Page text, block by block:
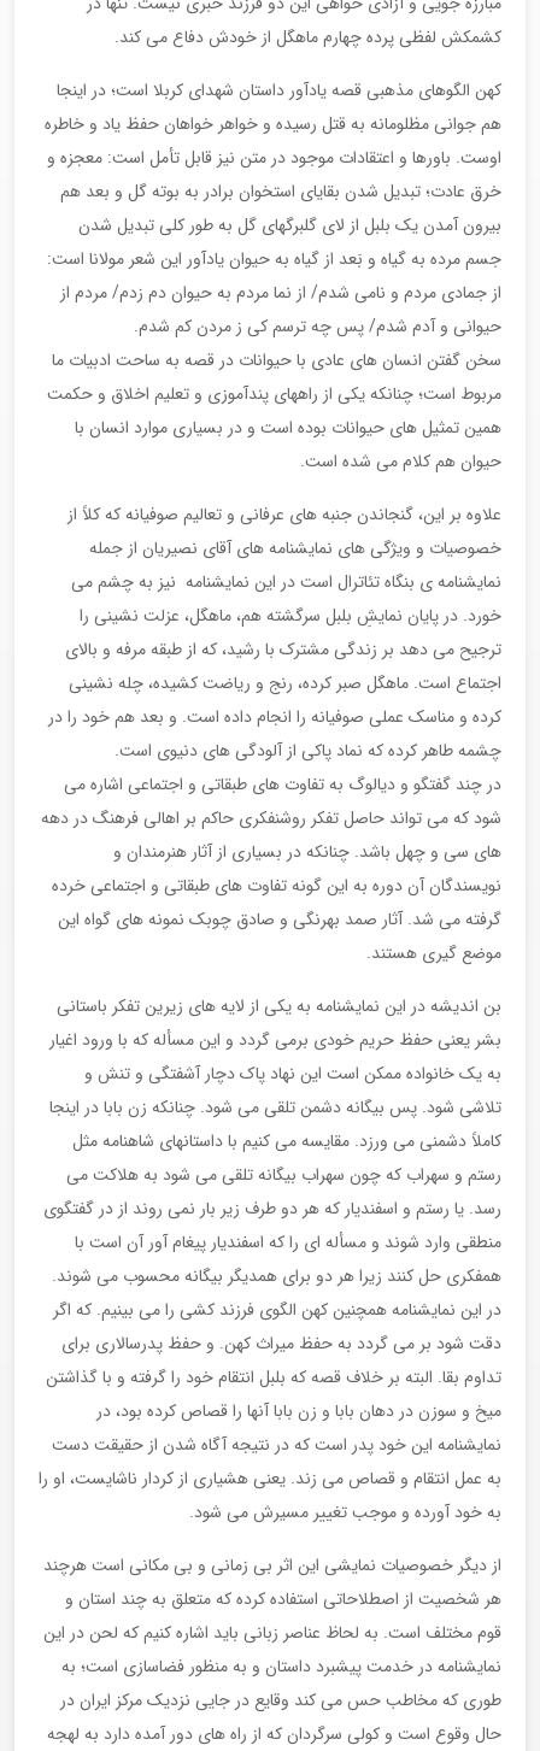
کشمکش لفظی پرده چهارم ماهگل از خودش دفاع می کند.
کهن الگوهای مذهبی قصه یادآور داستان شهدای کربلا است؛ در اینجا
هم جوانی مظلومانه به قتل رسیده و خواهر خواهان حفظ یاد و خاطره
اوست. باورها و اعتقادات موجود در متن نیز قابل تأمل است: معجزه و
خرق عادت؛ تبدیل شدن بقایای استخوان برادر به بوته گل و بعد هم
بیرون آمدن یک بلبل از لای گلبرگهای گل به طور کلی تبدیل شدن
جسم مرده به گیاه و بَعد از گیاه به حیوان یادآور این شعر مولانا است:
از جمادی مردم و نامی شدم/ از نما مردم به حیوان دم زدم/ مردم از
حیوانی و آدم شدم/ پس چه ترسم کی ز مردن کم شدم.
سخن گفتن انسان های عادی با حیوانات در قصه به ساحت ادبیات ما
مربوط است؛ چنانکه یکی از راههای پندآموزی و تعلیم اخلاق و حکمت
همین تمثیل های حیوانات بوده است و در بسیاری موارد انسان با
حیوان هم کلام می شده است.
علاوه بر این، گنجاندن جنبه های عرفانی و تعالیم صوفیانه که کلاً از
خصوصیات و ویژگی های نمایشنامه های آقای نصیریان از جمله
نمایشنامه ی بنگاه تئاترال است در این نمایشنامه نیز به چشم می
خورد. در پایان نمایشِ بلبل سرگشته هم، ماهگل، عزلت نشینی را
ترجیح می دهد بر زندگی مشترک با رشید، که از طبقه مرفه و بالای
اجتماع است. ماهگل صبر کرده، رنج و ریاضت کشیده، چله نشینی
کرده و مناسک عملی صوفیانه را انجام داده است. و بعد هم خود را در
چشمه طاهر کرده که نماد پاکی از آلودگی های دنیوی است.
در چند گفتگو و دیالوگ به تفاوت های طبقاتی و اجتماعی اشاره می
شود که می تواند حاصل تفکر روشنفکری حاکم بر اهالی فرهنگ در دهه
های سی و چهل باشد. چنانکه در بسیاری از آثار هنرمندان و
نویسندگان آن دوره به این گونه تفاوت های طبقاتی و اجتماعی خرده
گرفته می شد. آثار صمد بهرنگی و صادق چوبک نمونه های گواه این
موضع گیری هستند.
بن اندیشه در این نمایشنامه به یکی از لایه های زیرین تفکر باستانی
بشر یعنی حفظ حریم خودی برمی گردد و این مسأله که با ورود اغیار
به یک خانواده ممکن است این نهاد پاک دچار آشفتگی و تنش و
تلاشی شود. پس بیگانه دشمن تلقی می شود. چنانکه زن بابا در اینجا
کاملاً دشمنی می ورزد. مقایسه می کنیم با داستانهای شاهنامه مثل
رستم و سهراب که چون سهراب بیگانه تلقی می شود به هلاکت می
رسد. یا رستم و اسفندیار که هر دو طرف زیر بار نمی روند از در گفتگوی
منطقی وارد شوند و مسأله ای را که اسفندیار پیغام آور آن است با
همفکری حل کنند زیرا هر دو برای همدیگر بیگانه محسوب می شوند.
در این نمایشنامه همچنین کهن الگوی فرزند کشی را می بینیم. که اگر
دقت شود بر می گردد به حفظ میراث کهن. و حفظ پدرسالاری برای
تداوم بقا. البته بر خلاف قصه که بلبل انتقام خود را گرفته و با گذاشتن
میخ و سوزن در دهان بابا و زن بابا آنها را قصاص کرده بود، در
نمایشنامه این خود پدر است که در نتیجه آگاه شدن از حقیقت دست
به عمل انتقام و قصاص می زند. یعنی هشیاری از کردار ناشایست، او را
به خود آورده و موجب تغییر مسیرش می شود.
از دیگر خصوصیات نمایشی این اثر بی زمانی و بی مکانی است هرچند
هر شخصیت از اصطلاحاتی استفاده کرده که متعلق به چند استان و
قوم مختلف است. به لحاظ عناصر زبانی باید اشاره کنیم که لحن در این
نمایشنامه در خدمت پیشبرد داستان و به منظور فضاسازی است؛ به
طوری که مخاطب حس می کند وقایع در جایی نزدیک مرکز ایران در
حال وقوع است و کولی سرگردان که از راه های دور آمده دارد به لهجه